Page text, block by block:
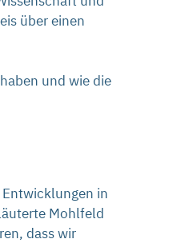
über einen
und wie die
in
Mohlfeld
dass wir